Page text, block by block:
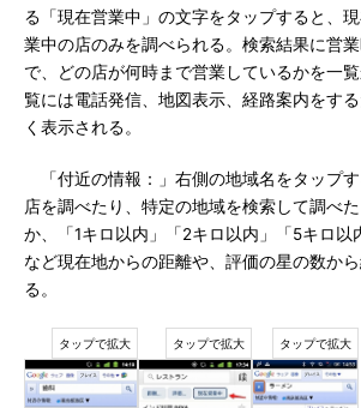
る「現在営業中」の文字をタップすると、
業中の店のみを調べられる。検索結果に営
で、どの店が何時まで営業しているかを一
覧には電話発信、地図表示、経路案内をす
く表示される。
「付近の情報：」右側の地域名をタップ
店を調べたり、特定の地域を検索して調べ
か、「1キロ以内」「2キロ以内」「5キロ以
など現在地からの距離や、評価の星の数か
る。